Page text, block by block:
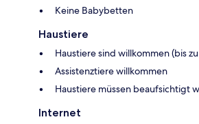
Keine Babybetten
Haustiere
Haustiere sind willkommen (bis
Assistenztiere willkommen
Haustiere müssen beaufsichtigt
Internet